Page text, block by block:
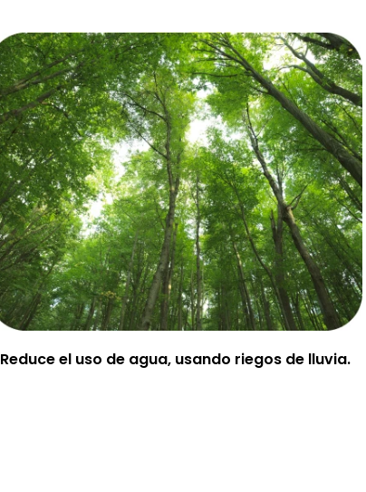
Reduce el uso de agua, usando riegos de lluvia.